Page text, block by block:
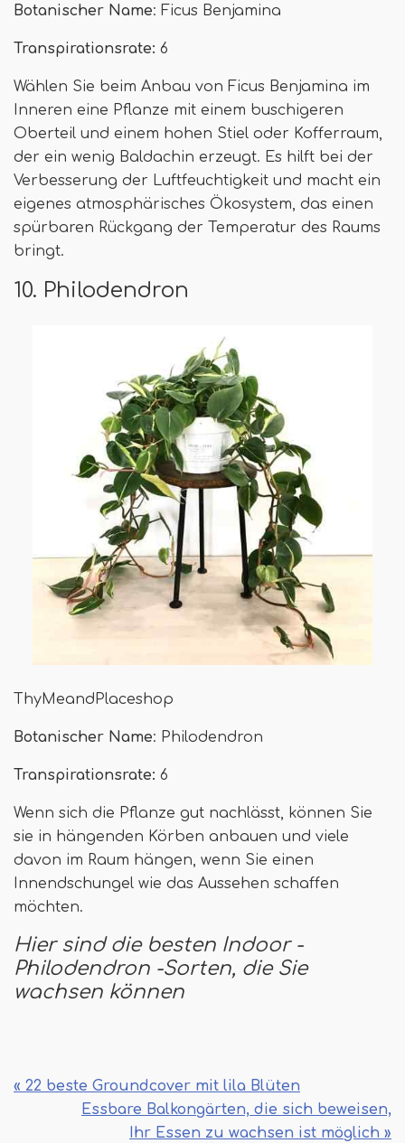
Botanischer Name: Ficus Benjamina
Transpirationsrate: 6
Wählen Sie beim Anbau von Ficus Benjamina im
Inneren eine Pflanze mit einem buschigeren
Oberteil und einem hohen Stiel oder Kofferraum,
der ein wenig Baldachin erzeugt. Es hilft bei der
Verbesserung der Luftfeuchtigkeit und macht ein
eigenes atmosphärisches Ökosystem, das einen
spürbaren Rückgang der Temperatur des Raums
bringt.
10. Philodendron
ThyMeandPlaceshop
Botanischer Name: Philodendron
Transpirationsrate: 6
Wenn sich die Pflanze gut nachlässt, können Sie
sie in hängenden Körben anbauen und viele
davon im Raum hängen, wenn Sie einen
Innendschungel wie das Aussehen schaffen
möchten.
Hier sind die besten Indoor -
Philodendron -Sorten, die Sie
wachsen können
« 22 beste Groundcover mit lila Blüten
Essbare Balkongärten, die sich beweisen,
Ihr Essen zu wachsen ist möglich »